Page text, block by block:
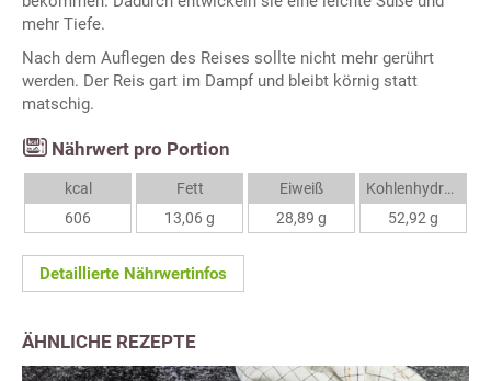
mehr Tiefe.
Nach dem Auflegen des Reises sollte nicht mehr gerührt
werden. Der Reis gart im Dampf und bleibt körnig statt
matschig.
Nährwert pro Portion
kcal
606
Fett
13,06 g
Eiweiß
28,89 g
Kohlenhydrate
52,92 g
Detaillierte Nährwertinfos
ÄHNLICHE REZEPTE